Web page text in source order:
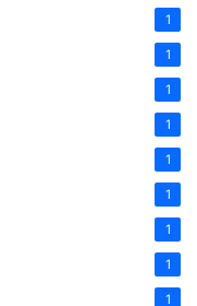
1
1
1
1
1
1
1
1
1